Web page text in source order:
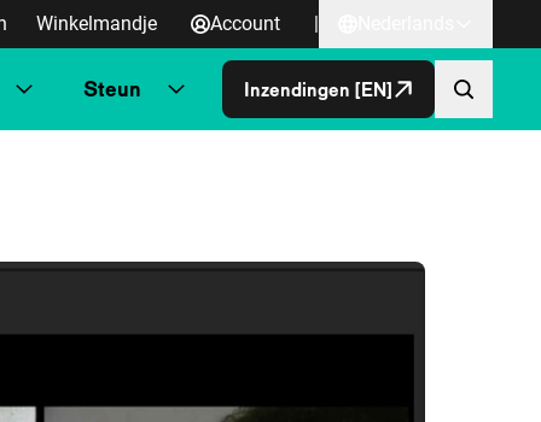
Winkelmandje Account |
Steun Inzendingen [EN]